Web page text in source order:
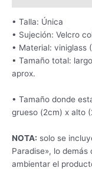
• Talla: Única
• Sujeción: Velcro
• Material: viniglass
• Tamaño total:
aprox.
• Tamaño donde
grueso (2cm) x alto
NOTA: solo se
Paradise», lo
ambientar el